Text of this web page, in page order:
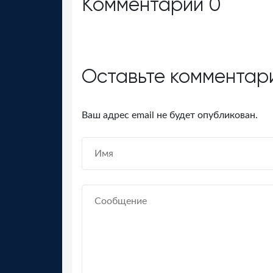
Комментарии 0
Оставьте
Ваш адрес email не будет опубликован.